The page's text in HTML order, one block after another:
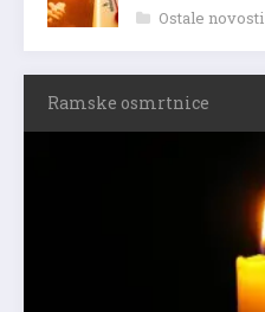
Ostale novosti
Ramske osmrtnice